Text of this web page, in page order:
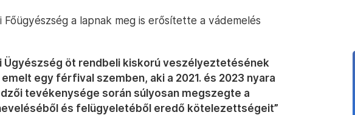
Főügyészség a lapnak meg is erősítette a vádemelés
Ügyészség öt rendbeli kiskorú veszélyeztetésének
egy férfival szemben, aki a 2021. és 2023 nyara
tevékenysége során súlyosan megszegte a
és felügyeletéből eredő kötelezettségeit”